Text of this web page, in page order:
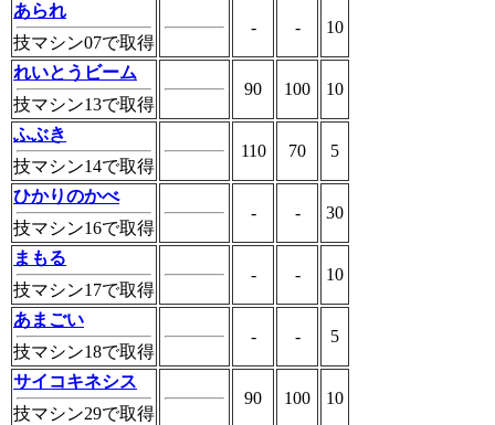
あられ
技マシン07で取得
- - 10
れいとうビーム
技マシン13で取得
90 100 10
ふぶき
技マシン14で取得
110 70 5
ひかりのかべ
技マシン16で取得
- - 30
まもる
技マシン17で取得
- - 10
あまごい
技マシン18で取得
- - 5
サイコキネシス
技マシン29で取得
90 100 10